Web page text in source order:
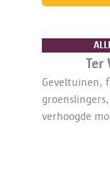
Ter
Geveltuinen,
verhoogde